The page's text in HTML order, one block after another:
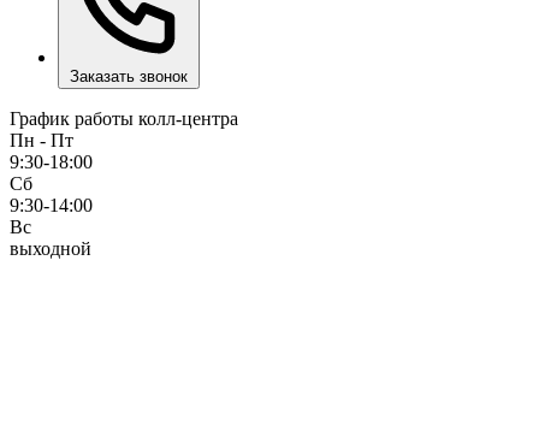
Заказать звонок
График работы колл-центра
Пн - Пт
9:30-18:00
Сб
9:30-14:00
Вс
выходной